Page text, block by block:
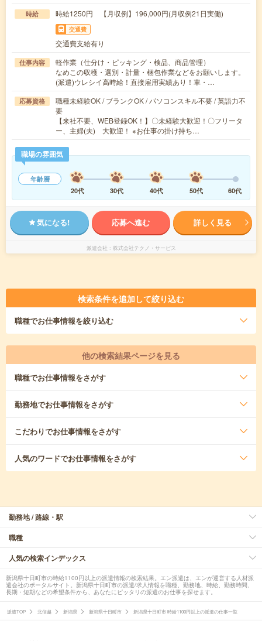
時給 時給1250円 【月収例】196,000円(月収例21日実働)
交通費
交通費支給有り
仕事内容
軽作業（仕分け・ピッキング・検品、商品管理）
なめこの収穫・選別・計量・梱包作業などをお願いします。
(派遣)ウレシイ高時給！直接雇用実績あり！車・…
応募資格
職種未経験OK / ブランクOK / パソコンスキル不要 / 英語力不
要
【来社不要、WEB登録OK！】〇未経験大歓迎！〇フリータ
ー、主婦(夫) 大歓迎！ ※お仕事の掛け持ち…
職場の雰囲気
年齢層
20代
30代 40代 50代 60代
気になる! 応募へ進む 詳しく見る
派遣会社 株式会社テクノ・サービス
検索条件を追加して絞り込む
職種でお仕事情報を絞り込む
他の検索結果ページを見る
職種でお仕事情報をさがす
勤務地でお仕事情報をさがす
こだわりでお仕事情報をさがす
人気のワードでお仕事情報をさがす
勤務地 / 路線・駅
職種
人気の検索インデックス
新潟県十日町市の時給1100円以上の派遣情報の検索結果。エン派遣は、エンが運営する人材派
遣会社のポータルサイト。新潟県十日町市の派遣/求人情報を職種、勤務地、時給、勤務時間、
長期・短期などの希望条件から、あなたにピッタリの派遣のお仕事を探せます。
派遣TOP 北信越 新潟県 新潟県十日町市 新潟県十日町市 時給1100円以上の派遣の仕事一覧